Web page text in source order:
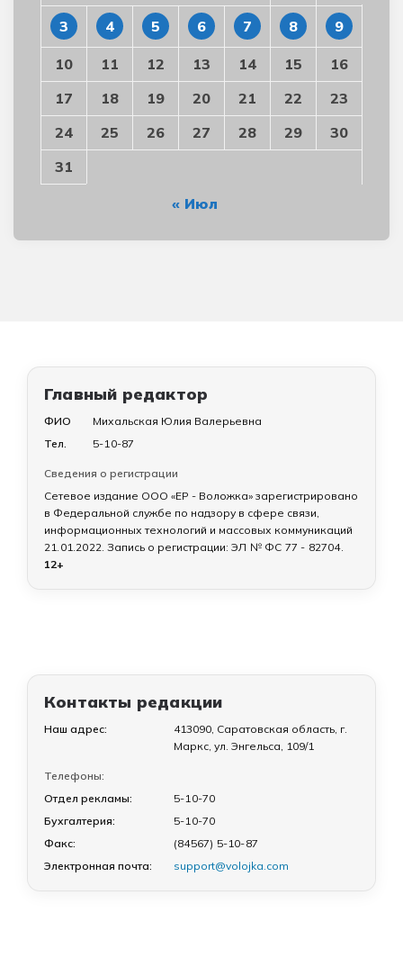
3 4 5 6 7 8 9
10 11 12 13 14 15
16
17
18 19 20 21 22
23
24
25 26 27 28 29
30
31
« Июл
Главный редактор
ФИО
Михальская Юлия Валерьевна
Тел.
5-10-87
Сведения о регистрации
Сетевое издание ООО «ЕР - Воложка» зарегистрировано
в Федеральной службе по надзору в сфере связи,
информационных технологий и массовых коммуникаций
21.01.2022. Запись о регистрации: ЭЛ № ФС 77 - 82704.
12+
Контакты редакции
Наш адрес:
413090, Саратовская область, г.
Маркс, ул. Энгельса, 109/1
Телефоны:
Отдел рекламы:
5-10-70
Бухгалтерия:
5-10-70
Факс:
(84567) 5-10-87
Электронная почта:
support@volojka.com